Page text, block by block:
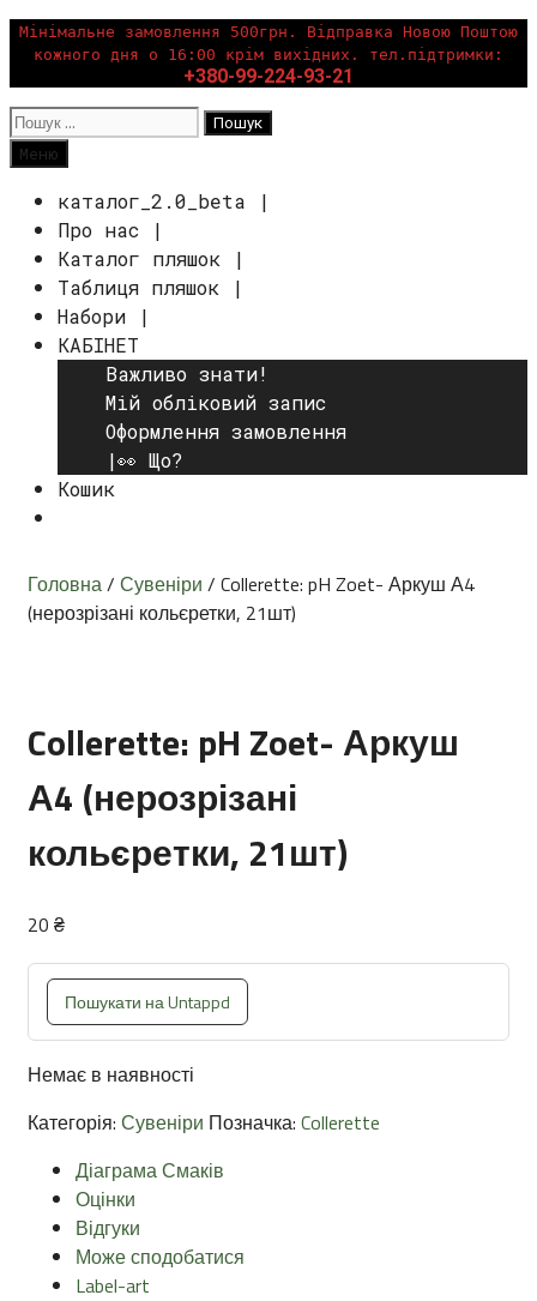
Перейти
вмісту
Мінімальне замовлення 500грн. Відправка Новою Поштою
кожного дня о 16:00 крім вихідних. тел.підтримки:
+380-99-224-93-21
Пошук:
Пошук
Меню
каталог_2.0_beta |
Про нас |
Каталог пляшок |
Таблиця пляшок |
Набори |
КАБІНЕТ
Важливо знати!
Мій обліковий запис
Оформлення замовлення
|👀 Що?
Кошик
Головна/ Сувеніри / Collerette: pH Zoet- Аркуш А4
(нерозрізані кольєретки, 21шт)
Collerette: pH Zoet- Аркуш
А4 (нерозрізані
кольєретки, 21шт)
20 ₴
Пошукати на Untappd
Немає в наявності
Категорія: Сувеніри Позначка: Collerette
Діаграма Смаків
Оцінки
Відгуки
Може сподобатися
Label-art